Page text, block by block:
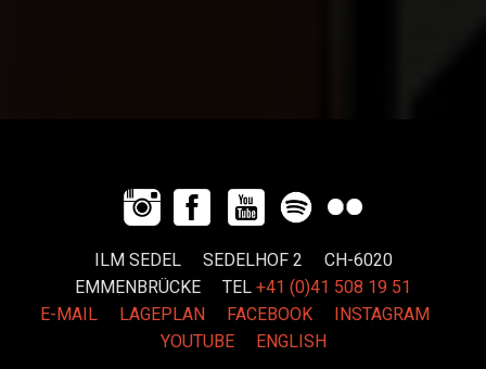
ILM SEDEL SEDELHOF 2 CH-6020
EMMENBRÜCKE TEL+41 (0)41 508 19 51
E-MAIL
LAGEPLAN FACEBOOK
INSTAGRAM
YOUTUBE
ENGLISH